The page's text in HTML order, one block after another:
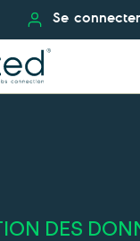
Se connecter
DES